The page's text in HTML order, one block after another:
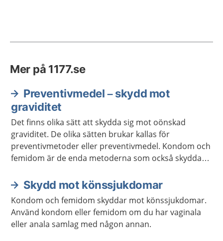
Mer på 1177.se
Preventivmedel – skydd mot
graviditet
Det finns olika sätt att skydda sig mot oönskad
graviditet. De olika sätten brukar kallas för
preventivmetoder eller preventivmedel. Kondom och
femidom är de enda metoderna som också skyddar
Skydd mot könssjukdomar
Kondom och femidom skyddar mot könssjukdomar.
Använd kondom eller femidom om du har vaginala
eller anala samlag med någon annan.